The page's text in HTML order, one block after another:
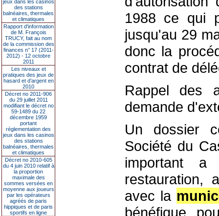
jeux dans les casinos
des stations
balnéaires, thermales
et climatiques
Rapport d'information
de M. François
TRUCY, fait au nom
de la commission des
finances n° 17 (2011-
2012) - 12 octobre
2011
Les niveaux et
pratiques des jeux de
hasard et d’argent en
2010
Décret no 2011-906
du 29 juillet 2011
modifiant le décret no
59-1489 du 22
décembre 1959
portant
réglementation des
jeux dans les casinos
des stations
balnéaires, thermales
et climatiques
Décret no 2010-605
du 4 juin 2010 relatif à
la proportion
maximale des
sommes versées en
moyenne aux joueurs
par les opérateurs
agréés de paris
hippiques et de paris
sportifs en ligne
1988 ce qui
jusqu'au 29
donc la
contrat de
Rappel des
demande
Un dossier
Société du
important
restauration,
avec la
bénéfique